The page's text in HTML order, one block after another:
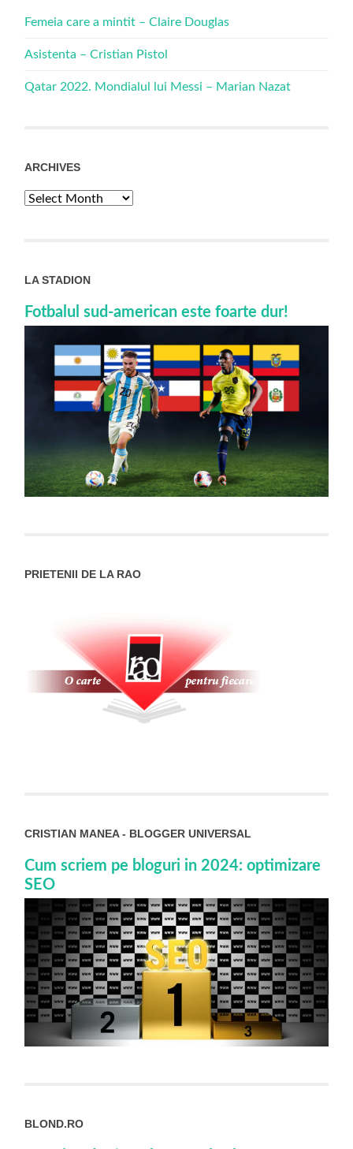
Femeia care a mintit – Claire Douglas
Asistenta – Cristian Pistol
Qatar 2022. Mondialul lui Messi – Marian Nazat
ARCHIVES
Archives
LA STADION
Fotbalul sud-american este foarte dur!
PRIETENII DE LA RAO
CRISTIAN MANEA - BLOGGER UNIVERSAL
Cum scriem pe bloguri in 2024: optimizare
SEO
BLOND.RO